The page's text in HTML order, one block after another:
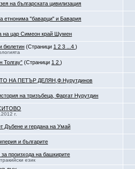
на българската цивилизация
етнонима "баварци" и Бавария
на цар Симеон край Шумен
бюлетин (Страници 123 ...4)
Толгау” (Страници 12)
НА ПЕТЪР ДЕЛЯН,Ф.Нурутдинов
на тризъбеца, Фаргат Нурутдин
г.
Дъбене и гердана на Умай
и българите
произхода на башкирите
език